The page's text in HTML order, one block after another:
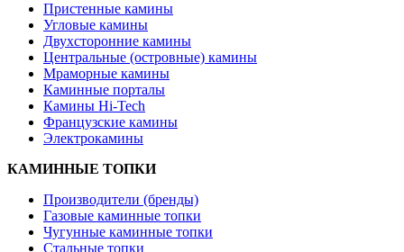
Пристенные камины
Угловые камины
Двухсторонние камины
Центральные (островные) камины
Мраморные камины
Каминные порталы
Камины Hi-Tech
Французские камины
Электрокамины
КАМИННЫЕ ТОПКИ
Производители (бренды)
Газовые каминные топки
Чугунные каминные топки
Стальные топки